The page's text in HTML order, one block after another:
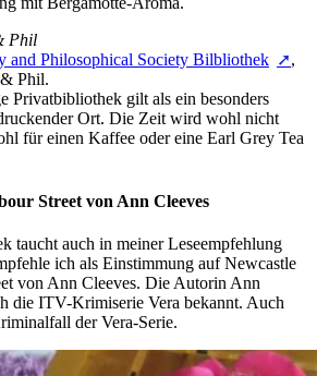
Phil
and Philosophical Society Bilbliothek
,
Phil.
Privatbibliothek gilt als ein besonders
Ort. Die Zeit wird wohl nicht
für einen Kaffee oder eine Earl Grey Tea
Street von Ann Cleeves
taucht auch in meiner Leseempfehlung
ich als Einstimmung auf Newcastle
von Ann Cleeves. Die Autorin Ann
die ITV-Krimiserie Vera bekannt. Auch
der Vera-Serie.